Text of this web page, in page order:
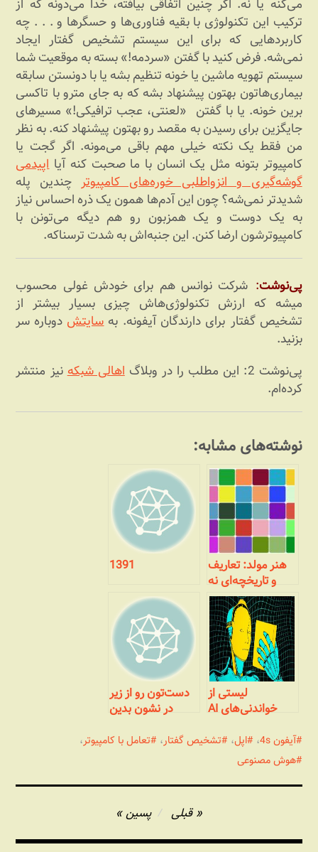
ترکیب این تکنولوژی با بقیه فناوری‌ها و حسگرها و . . . چه
کاربردهایی که برای این سیستم تشخیص گفتار ایجاد
نمی‌شه. فرض کنید با گفتن «سردمه!» بسته به موقعیت شما
سیستم تهویه ماشین یا خونه تنظیم بشه یا با دونستن سابقه
بیماری‌هاتون بهتون پیشنهاد بشه که به جای مترو با تاکسی
برین خونه. یا با گفتن «لعنتی، عجب ترافیکی!» مسیرهای
جایگزین برای رسیدن به مقصد رو بهتون پیشنهاد کنه. به نظر
من فقط یک نکته خیلی مهم باقی می‌مونه. اگر گجت یا
کامپیوتر بتونه مثل یک انسان با ما صحبت کنه آیااپیدمی
گوشه‌گیری و انزواطلبی خوره‌های کامپیوتر چندین پله
شدیدتر نمی‌شه؟ چون این آدم‌ها همون یک ذره احساس نیاز
به یک دوست و یک همزبون رو هم دیگه می‌تونن با
کامپیوترشون ارضا کنن. این جنبه‌اش به شدت ترسناکه.
پی‌نوشت: شرکت نوانس هم برای خودش غولی محسوب
میشه که ارزش تکنولوژی‌هاش چیزی بسیار بیشتر از
تشخیص گفتار برای دارندگان آیفونه. بهسایتش دوباره سر
بزنید.
پی‌نوشت 2: این مطلب را در وبلاگ
اهالی شبکهنیز منتشر
کرده‌ام.
نوشته‌های مشابه:
هنر مولد: تعاریف
و تاریخچه‌ای نه
چندان مختصر
1391
لیستی از
خواندنی‌های AI
دست‌تون رو از زیر
در نشون بدین
آیفون 4s ، اپل، تشخیص گفتار، تعامل با کامپیوتر،
هوش مصنوعی
نوشته
قبلی پسین